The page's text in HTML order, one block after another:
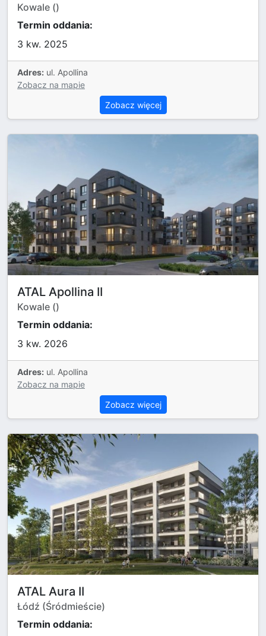
Kowale ()
Termin oddania:
3 kw. 2025
Adres: ul. Apollina
Zobacz na mapie
Zobacz więcej
ATAL Apollina II
Kowale ()
Termin oddania:
3 kw. 2026
Adres: ul. Apollina
Zobacz na mapie
Zobacz więcej
ATAL Aura II
Łódź (Śródmieście)
Termin oddania: